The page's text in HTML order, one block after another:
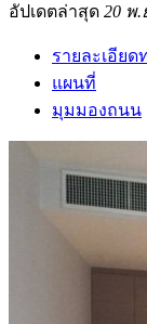
อัปเดตล่าสุด 20 พ.
รายละเอีย
แผนที่
มุมมองถนน